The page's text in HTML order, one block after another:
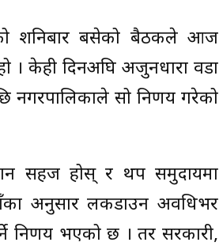
शनिबार बसेको बैठकले आज
। केही दिनअघि अर्जुनधारा वडा
नगरपालिकाले सो निर्णय गरेको
सहज होस् र थप समुदायमा
अनुसार लकडाउन अवधिभर
निर्णय भएको छ । तर सरकारी,